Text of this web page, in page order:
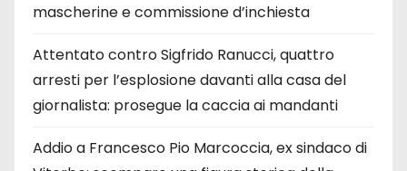
mascherine e commissione d’inchiesta
Attentato contro Sigfrido Ranucci, quattro
arresti per l’esplosione davanti alla casa del
giornalista: prosegue la caccia ai mandanti
Addio a Francesco Pio Marcoccia, ex sindaco di